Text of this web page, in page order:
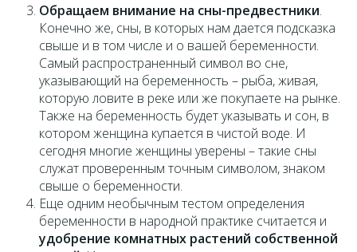
Обращаем внимание на сны-предвестники.
Конечно же, сны, в которых нам дается подсказка
свыше и в том числе и о вашей беременности.
Самый распространенный символ во сне,
указывающий на беременность – рыба, живая,
которую ловите в реке или же покупаете на рынке.
Также на беременность будет указывать и сон, в
котором женщина купается в чистой воде. И
сегодня многие женщины уверены – такие сны
служат проверенным точным символом, знаком
свыше о беременности.
Еще одним необычным тестом определения
беременности в народной практике считается и
удобрение комнатных растений собственной